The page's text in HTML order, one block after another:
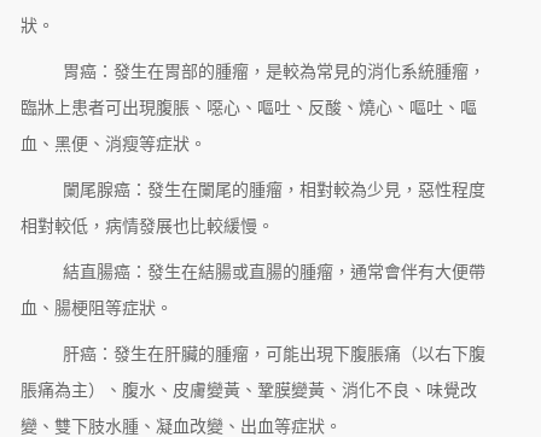
狀。
胃癌：發生在胃部的腫瘤，是較為常見的消化系統腫瘤，
臨牀上患者可出現腹脹、噁心、嘔吐、反酸、燒心、嘔吐、嘔
血、黑便、消瘦等症狀。
闌尾腺癌：發生在闌尾的腫瘤，相對較為少見，惡性程度
相對較低，病情發展也比較緩慢。
結直腸癌：發生在結腸或直腸的腫瘤，通常會伴有大便帶
血、腸梗阻等症狀。
肝癌：發生在肝臟的腫瘤，可能出現下腹脹痛（以右下腹
脹痛為主）、腹水、皮膚變黃、鞏膜變黃、消化不良、味覺改
變、雙下肢水腫、凝血改變、出血等症狀。